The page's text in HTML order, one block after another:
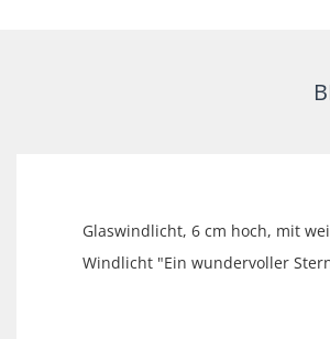
Glaswindlicht, 6 cm hoch, mit
Windlicht "Ein wundervoller